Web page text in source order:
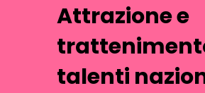
Attrazione e
talenti